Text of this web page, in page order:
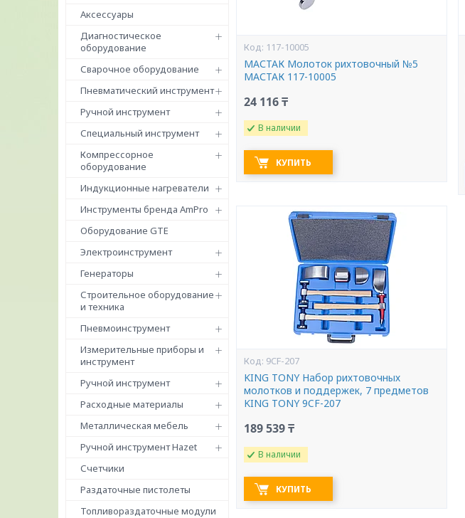
Аксессуары
Диагностическое
оборудование
Сварочное оборудование
Пневматический инструмент
Ручной инструмент
Специальный инструмент
Компрессорное
оборудование
Индукционные нагреватели
Инструменты бренда AmPro
Оборудование GTE
Электроинструмент
Генераторы
Строительное оборудование
и техника
Пневмоинструмент
Измерительные приборы и
инструмент
Ручной инструмент
Расходные материалы
Металлическая мебель
Ручной инструмент Hazet
Счетчики
Раздаточные пистолеты
Топливораздаточные модули
117-10005
МАСТАК Молоток рихтовочный №5
МАСТАК 117-10005
24 116 ₸
В наличии
КУПИТЬ
9CF-207
KING TONY Набор рихтовочных
молотков и поддержек, 7 предметов
KING TONY 9CF-207
189 539 ₸
В наличии
КУПИТЬ